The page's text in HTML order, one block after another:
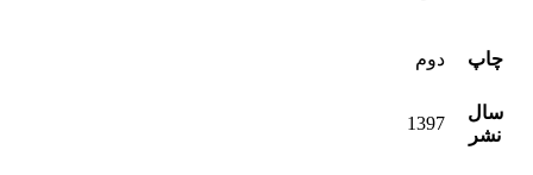
چاپ دوم
سال
نشر
1397